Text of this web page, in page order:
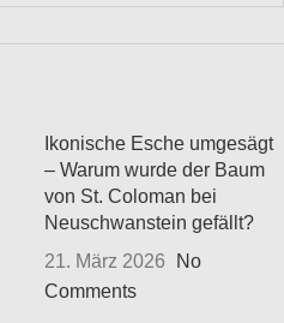
Ikonische Esche umgesägt
– Warum wurde der Baum
von St. Coloman bei
Neuschwanstein gefällt?
21. März 2026
No
Comments